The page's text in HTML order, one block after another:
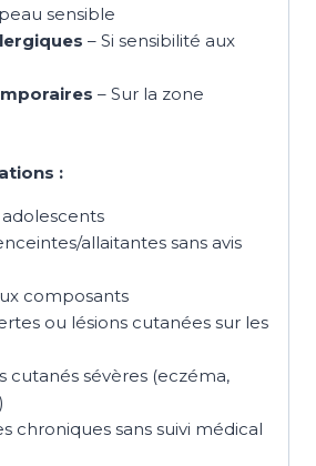
sensible
– Si sensibilité aux
– Sur la zone
:
allaitantes sans avis
composants
ou lésions cutanées sur les
cutanés sévères (eczéma,
chroniques sans suivi médical